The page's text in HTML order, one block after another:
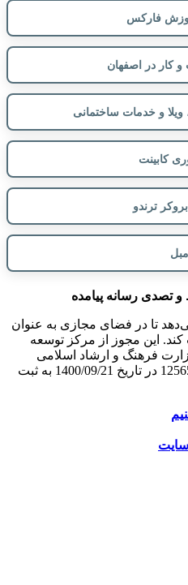
فارکس
کار در اصفهان
و خدمات ساختمانی
کابینت
ترندو
مبل
تصدی رسانه پیامده
تا در فضای مجازی به عنوان
کند. این مجوز از مرکز توسعه
فرهنگ و ارشاد اسلامی
دریافت شده و با شماره پرونده 12565 در تاریخ 1400/09/21 به ثبت
سایت